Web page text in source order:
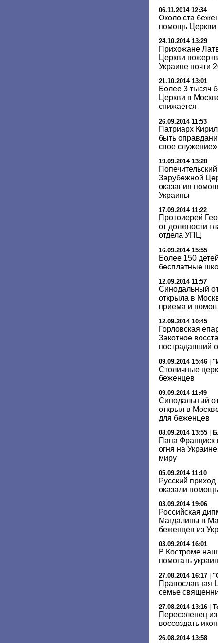
06.11.2014 12:34
Около ста
помощь Церкви
24.10.2014 13:29
Прихожане
Церкви
Украине почти
21.10.2014 13:01
Более 3 тысяч
Церкви в
снижается
26.09.2014 11:53
Патриарх
быть
свое служение»
19.09.2014 13:28
Зарубежной
оказания
Украины
17.09.2014 11:22
Протоиерей
от должности
отдела УПЦ
16.09.2014 15:55
Более 150
бесплатные
12.09.2014 11:57
Синодальный
открыла в
приема и
12.09.2014 10:45
Горловская
Закотное
пострадавший
09.09.2014 15:46 |
Столичные
беженцев
09.09.2014 11:49
Синодальный
открыл в
для беженцев
08.09.2014 13:55
Папа Франциск
огня на
миру
05.09.2014 11:10
Русский
оказали
03.09.2014 19:06
Российская
Магдалины в
беженцев из
03.09.2014 16:01
В Костроме
помогать
27.08.2014 16:17 |
Православная
семье
27.08.2014 13:16
Переселенец
воссоздать
26.08.2014 13:58